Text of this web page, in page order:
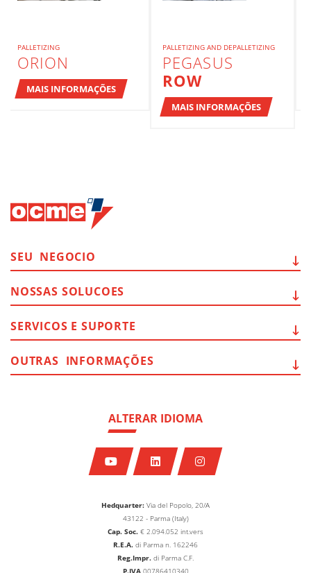
PALLETIZING
ORION
MAIS INFORMAÇÕES
PALLETIZING AND DEPALLETIZING
PEGASUS
ROW
MAIS INFORMAÇÕES
Hedquarter: Via del Popolo, 20/A
43122 - Parma (Italy)
Cap. Soc. € 2.094.052 int.vers
R.E.A. di Parma n. 162246
Reg.Impr. di Parma C.F.
ALTERAR IDIOMA
SEU NEGOCIO
NOSSAS SOLUCOES
SERVICOS E SUPORTE
OUTRAS INFORMAÇÕES